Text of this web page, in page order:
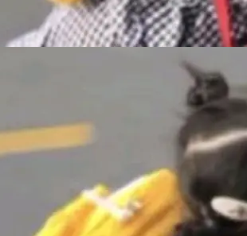
先，...
开源。 理由不是传统的自
跟 AI agent 直接相关的
就能个性化任何软件 C
果你是 Agent Harness 相
希望参加 DeepSeek Har
复或私信联系我。请附上
落到真实环境中——调用工
下文、处理错误、完成闭
Lite-Preview
区开源轻量级统一多模态模
U1.5-Lite-Preview。
辑，还仅以 8B-MoT 的轻
4K、更精细的真实质感、
持续迭代编辑。 相比 U
在以下方向上带来了显著
像生成； 更精细的局部纹
感； 更准确的中英文文字
一个用来检查 Ubuntu
工具。 Canonical 工程师
表中说得很直白：「hwc
的包，它和它的依赖项都
会用在其他发行版上。」
实际上为零。既然只有 Ub
新人来 Anthropic
公司之间来回跳，中间只
上周刚宣布因健康原因
Lab，说自己作为联合